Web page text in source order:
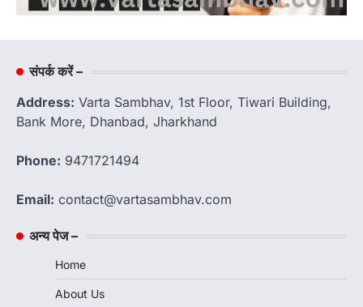
संपर्क करें –
Address: Varta Sambhav, 1st Floor, Tiwari Building,
Bank More, Dhanbad, Jharkhand
Phone: 9471721494
Email: contact@vartasambhav.com
अन्य पेज –
Home
About Us